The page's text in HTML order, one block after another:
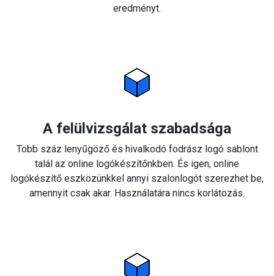
eredményt.
A felülvizsgálat szabadsága
Több száz lenyűgöző és hivalkodó fodrász logó sablont
talál az online logókészítőnkben. És igen, online
logókészítő eszközünkkel annyi szalonlogót szerezhet be,
amennyit csak akar. Használatára nincs korlátozás.